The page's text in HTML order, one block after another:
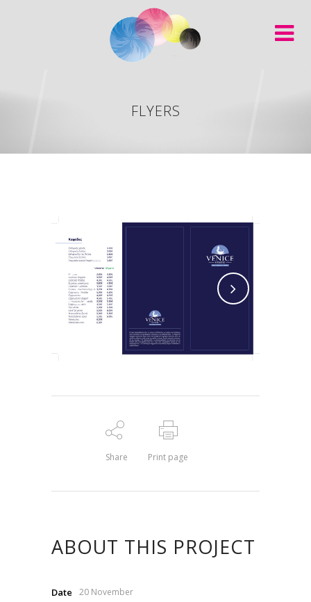
FLYERS
Share Print page
ABOUT THIS PROJECT
Date 20 November